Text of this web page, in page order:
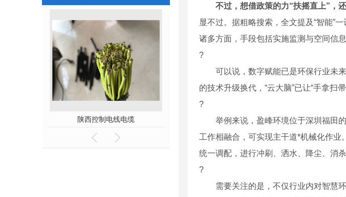
陕西控制电线电缆 陕西高压8.5/15KV 电力电缆 陕西电
不过，想借政策的力“扶摇直上”，
显不过。据粗略搜索，全文提及“智能”
诸多方面，手段包括实施监测与空间信
?
可以说，数字赋能已是环保行业未来
的技术升级换代，“云大脑”已让“手拿扫
?
举例来说，盈峰环境位于深圳福田的
工作相融合，可实现主干道*机械化作业
统一调配，进行冲刷、洒水、降尘、消杀
?
需要关注的是，不仅行业内对智慧环